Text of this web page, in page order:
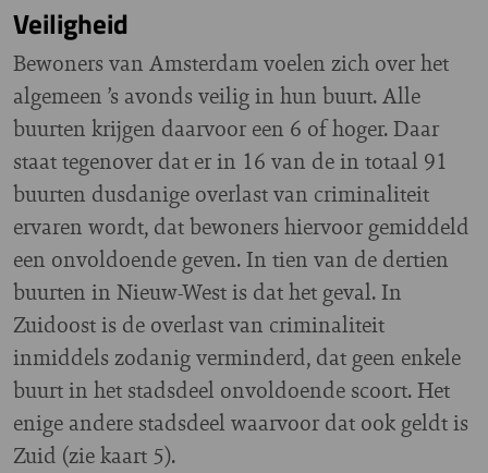
Veiligheid
Bewoners van Amsterdam voelen zich over het
algemeen ’s avonds veilig in hun buurt. Alle
buurten krijgen daarvoor een 6 of hoger. Daar
staat tegenover dat er in 16 van de in totaal 91
buurten dusdanige overlast van criminaliteit
ervaren wordt, dat bewoners hiervoor gemiddeld
een onvoldoende geven. In tien van de dertien
buurten in Nieuw-West is dat het geval. In
Zuidoost is de overlast van criminaliteit
inmiddels zodanig verminderd, dat geen enkele
buurt in het stadsdeel onvoldoende scoort. Het
enige andere stadsdeel waarvoor dat ook geldt is
Zuid (zie kaart 5).